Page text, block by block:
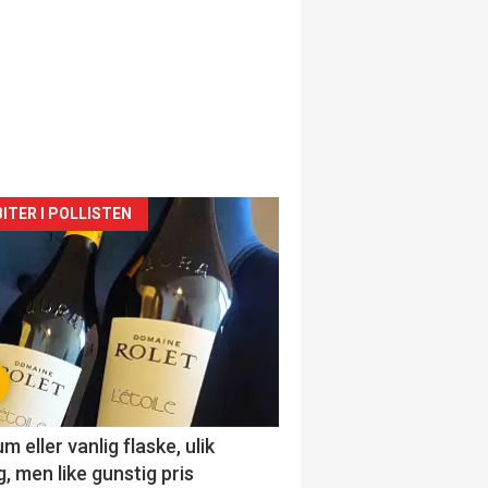
I POLLISTEN
eller vanlig flaske, ulik
men like gunstig pris